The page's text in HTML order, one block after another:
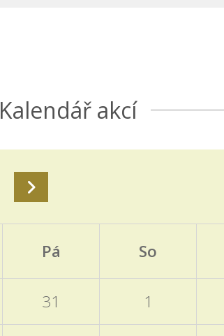
Kalendář akcí
Pá So
31 1